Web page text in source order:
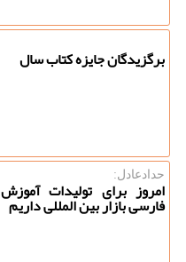
برگزیدگان جایزه کتاب سال
حدادعادل:
امروز برای تولیدات آموزش
فارسی بازار بین المللی داریم